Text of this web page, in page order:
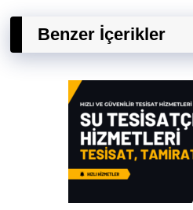
Benzer İçerikler